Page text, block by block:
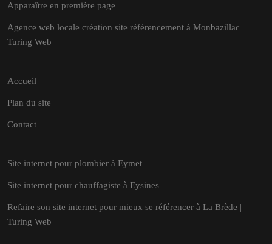
Apparaître en première page
Agence web locale création site référencement à Monbazillac |
Turing Web
Accueil
Plan du site
Contact
Site internet pour plombier à Eymet
Site internet pour chauffagiste à Eysines
Refaire son site internet pour mieux se référencer à La Brède |
Turing Web